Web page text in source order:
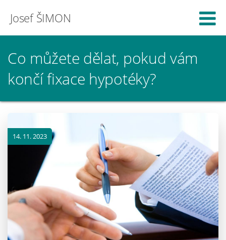
Josef ŠIMON
Co můžete dělat, pokud vám
končí fixace hypotéky?
14. 11. 2023